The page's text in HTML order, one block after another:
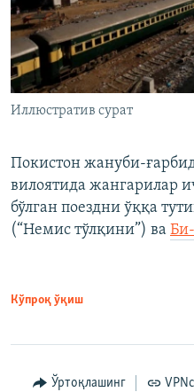
Иллюстратив сурат
Покистон жануби-
вилоятида жангарилар
бўлган поездни ўққа
(“Немис тўлқини”) ва
Кўпроқ ўқиш
Ўртоқлашинг